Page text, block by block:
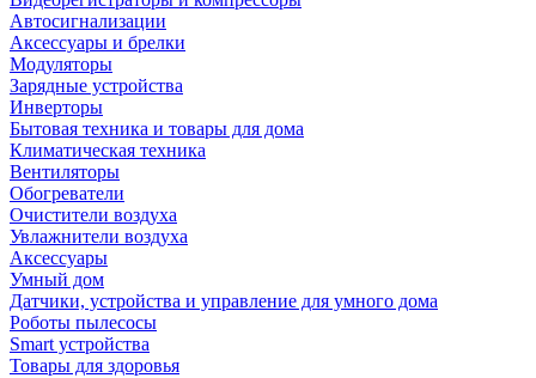
Автосигнализации
Аксессуары и брелки
Модуляторы
Зарядные устройства
Инверторы
Бытовая техника и товары для дома
Климатическая техника
Вентиляторы
Обогреватели
Очистители воздуха
Увлажнители воздуха
Аксессуары
Умный дом
Датчики, устройства и управление для умного дома
Роботы пылесосы
Smart устройства
Товары для здоровья